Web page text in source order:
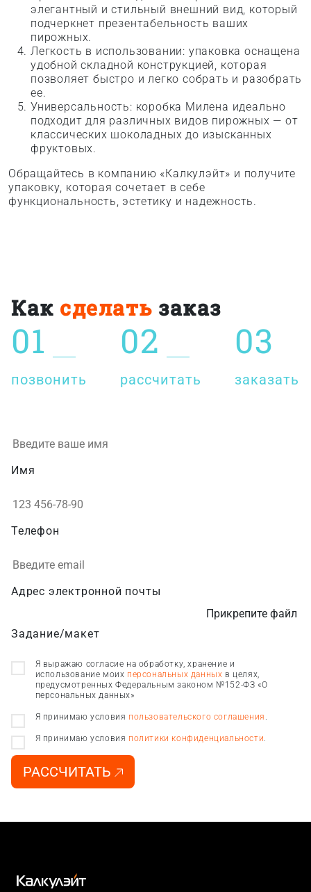
элегантный и стильный внешний вид, который
подчеркнет презентабельность ваших
пирожных.
Легкость в использовании: упаковка оснащена
удобной складной конструкцией, которая
позволяет быстро и легко собрать и разобрать
ее.
Универсальность: коробка Милена идеально
подходит для различных видов пирожных — от
классических шоколадных до изысканных
фруктовых.
Обращайтесь в компанию «Калкулэйт» и получите
упаковку, которая сочетает в себе
функциональность, эстетику и надежность.
Как сделать заказ
01
позвонить
02
рассчитать
03
заказать
Имя
Телефон
Адрес электронной почты
Задание/макет
Прикрепите файл
Я выражаю согласие на обработку, хранение и
использование моих персональных данных в целях,
предусмотренных Федеральным законом №152-ФЗ «О
персональных данных»
Я принимаю условия пользовательского соглашения .
Я принимаю условия политики конфиденциальности.
РАССЧИТАТЬ